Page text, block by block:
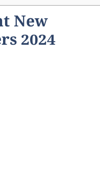
New
2024